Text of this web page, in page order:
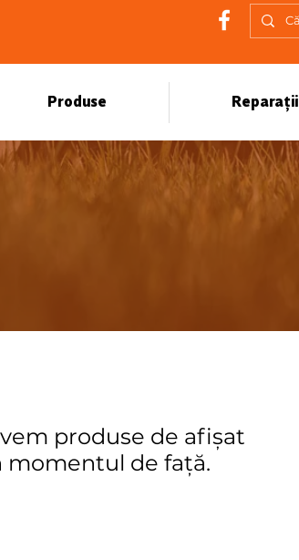
Produse Reparații
produse de afișat
momentul de față.